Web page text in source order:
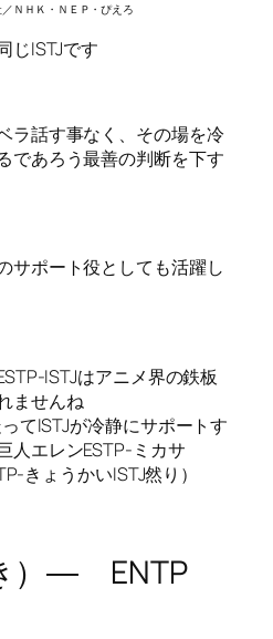
ＮＨＫ・ＮＥＰ・ぴえろ
じISTJです
ラ話す事なく、その場を冷
であろう最善の判断を下す
サポート役としても活躍し
ISTJはアニメ界の鉄板
ませんね
てISTJが冷静にサポートす
人エレンESTP-ミカサ
きょうかいISTJ然り）
）― ENTP